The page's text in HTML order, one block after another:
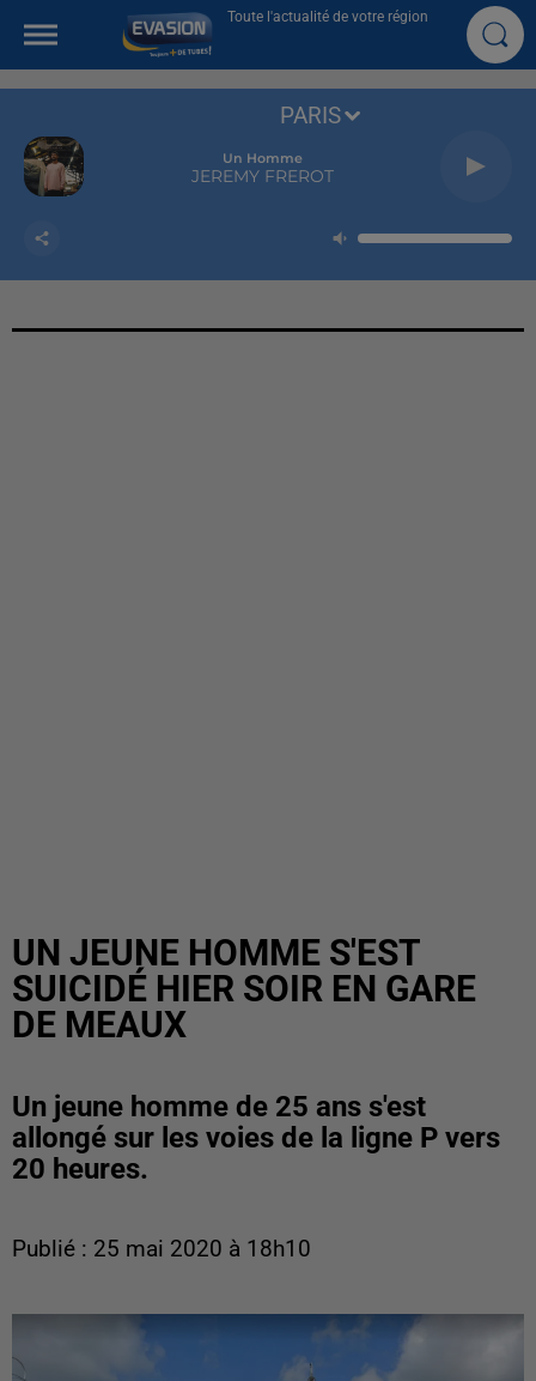
Toute l'actualité de votre région
Un Homme
JEREMY FREROT
PARIS
UN JEUNE HOMME S'EST
SUICIDÉ HIER SOIR EN GARE
DE MEAUX
Un jeune homme de 25 ans s'est
allongé sur les voies de la ligne P vers
20 heures.
Publié : 25 mai 2020 à 18h10